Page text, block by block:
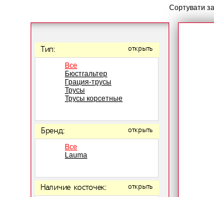
Тип: открыть
Все
Бюстгальтер
Грация-трусы
Трусы
Трусы корсетные
Бренд: открыть
Все
Lauma
Наличие косточек: открыть
Сортувати